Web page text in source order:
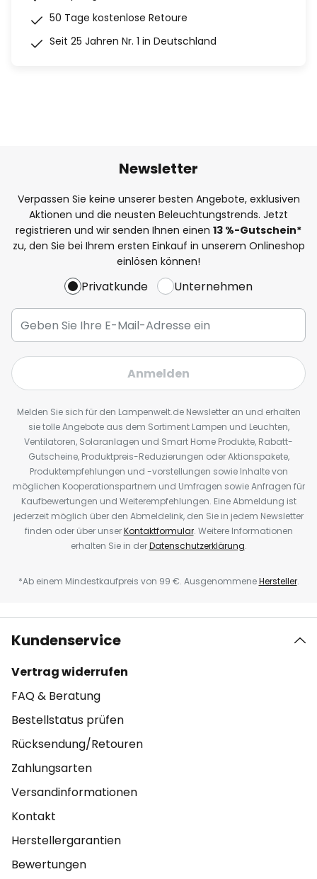
50 Tage kostenlose Retoure
Seit 25 Jahren Nr. 1 in Deutschland
Newsletter
Verpassen Sie keine unserer besten Angebote, exklusiven
Aktionen und die neusten Beleuchtungstrends. Jetzt
registrieren und wir senden Ihnen einen 13 %-Gutschein*
zu, den Sie bei Ihrem ersten Einkauf in unserem Onlineshop
einlösen können!
Privatkunde Unternehmen
Anmelden
Melden Sie sich für den Lampenwelt.de Newsletter an und erhalten
sie tolle Angebote aus dem Sortiment Lampen und Leuchten,
Ventilatoren, Solaranlagen und Smart Home Produkte, Rabatt-
Gutscheine, Produktpreis-Reduzierungen oder Aktionspakete,
Produktempfehlungen und -vorstellungen sowie Inhalte von
möglichen Kooperationspartnern und Umfragen sowie Anfragen für
Kaufbewertungen und Weiterempfehlungen. Eine Abmeldung ist
jederzeit möglich über den Abmeldelink, den Sie in jedem Newsletter
finden oder über unserKontaktformular. Weitere Informationen
erhalten Sie in derDatenschutzerklärung.
*Ab einem Mindestkaufpreis von 99 €. AusgenommeneHersteller.
Kundenservice
Vertrag widerrufen
FAQ & Beratung
Bestellstatus prüfen
Rücksendung/Retouren
Zahlungsarten
Versandinformationen
Kontakt
Herstellergarantien
Bewertungen